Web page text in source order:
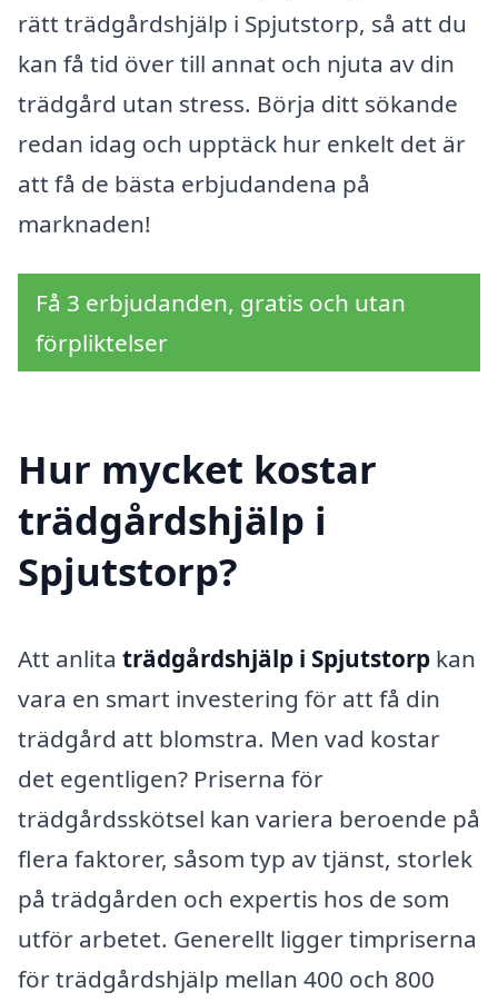
rätt trädgårdshjälp i Spjutstorp, så att du
kan få tid över till annat och njuta av din
trädgård utan stress. Börja ditt sökande
redan idag och upptäck hur enkelt det är
att få de bästa erbjudandena på
marknaden!
Få 3 erbjudanden, gratis och utan
förpliktelser
Hur mycket kostar
trädgårdshjälp i
Spjutstorp?
Att anlita trädgårdshjälp i Spjutstorp kan
vara en smart investering för att få din
trädgård att blomstra. Men vad kostar
det egentligen? Priserna för
trädgårdsskötsel kan variera beroende på
flera faktorer, såsom typ av tjänst, storlek
på trädgården och expertis hos de som
utför arbetet. Generellt ligger timpriserna
för trädgårdshjälp mellan 400 och 800